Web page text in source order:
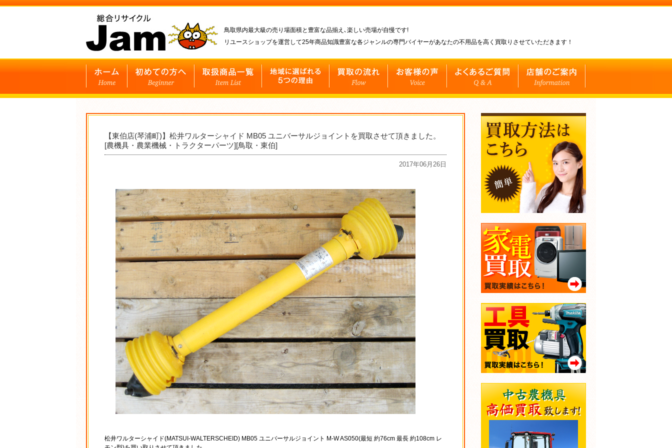
鳥取県内最大級の売り場面積と豊富な品揃え､楽しい売場が自慢です!
リユースショップを運営して25年商品知識豊富な各ジャンルの専門バイヤーがあなたの不用品を高く買取りさせていただきます！
【東伯店(琴浦町)】松井ワルターシャイド MB05 ユニバーサルジョイントを買取させて頂きました。
[農機具・農業機械・トラクターパーツ][鳥取・東伯]
2017年06月26日
松井ワルターシャイド(MATSUI-WALTERSCHEID) MB05 ユニバーサルジョイント M-W AS050(最短 約76cm 最長 約108cm レ